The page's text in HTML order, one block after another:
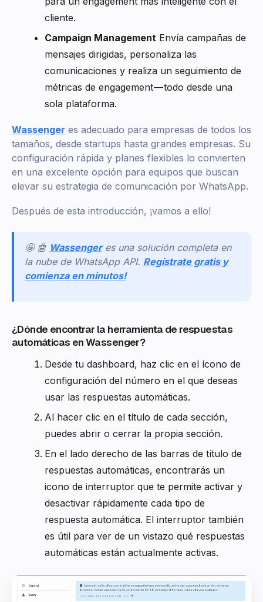
cliente.
Campaign Management Envía campañas de
mensajes dirigidas, personaliza las
comunicaciones y realiza un seguimiento de
métricas de engagement — todo desde una
sola plataforma.
Wassenger es adecuado para empresas de todos los
tamaños, desde startups hasta grandes empresas. Su
configuración rápida y planes flexibles lo convierten
en una excelente opción para equipos que buscan
elevar su estrategia de comunicación por WhatsApp.
Después de esta introducción, ¡vamos a ello!
🤩 🤖 Wassenger es una solución completa en
la nube de WhatsApp API. Regístrate gratis y
comienza en minutos!
¿Dónde encontrar la herramienta de respuestas
automáticas en Wassenger?
Desde tu dashboard, haz clic en el ícono de
configuración del número en el que deseas
usar las respuestas automáticas.
Al hacer clic en el título de cada sección,
puedes abrir o cerrar la propia sección.
En el lado derecho de las barras de título de
respuestas automáticas, encontrarás un
icono de interruptor que te permite activar y
desactivar rápidamente cada tipo de
respuesta automática. El interruptor también
es útil para ver de un vistazo qué respuestas
automáticas están actualmente activas.